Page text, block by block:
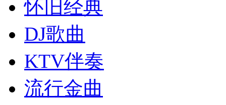
怀旧经典
DJ歌曲
KTV伴奏
流行金曲